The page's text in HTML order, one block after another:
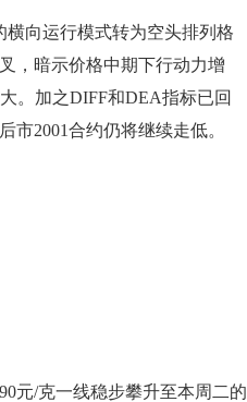
向运行模式转为空头排列格
，暗示价格中期下行动力增
。加之DIFF和DEA指标已回
2001合约仍将继续走低。
元/克一线稳步攀升至本周二的